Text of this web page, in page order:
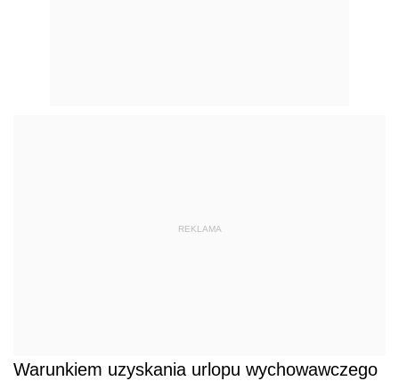
REKLAMA
Warunkiem uzyskania urlopu wychowawczego